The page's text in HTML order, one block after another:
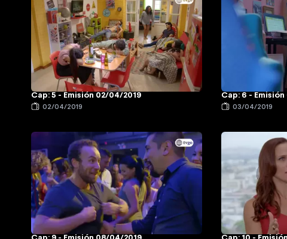
Cap: 5 - Emisión 02/04/2019
02/04/2019
Cap: 6 -
03/04/2019